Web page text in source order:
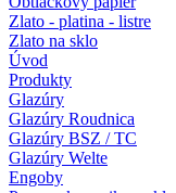
Zlato - platina - listre
Zlato na sklo
Úvod
Produkty
Glazúry
Glazúry Roudnica
Glazúry BSZ / TC
Glazúry Welte
Engoby